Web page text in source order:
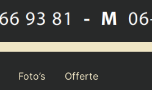
Foto’s Offerte